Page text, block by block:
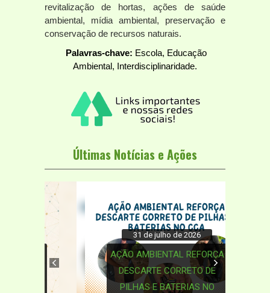
revitalização de hortas, ações de saúde
ambiental, mídia ambiental, preservação e
conservação de recursos naturais.
Palavras-chave: Escola, Educação
Ambiental, Interdisciplinaridade.
Últimas Notícias e Ações
31 de julho de 2026
AÇÃO AMBIENTAL REFORÇA
DESCARTE CORRETO DE
PILHAS E BATERIAS NO